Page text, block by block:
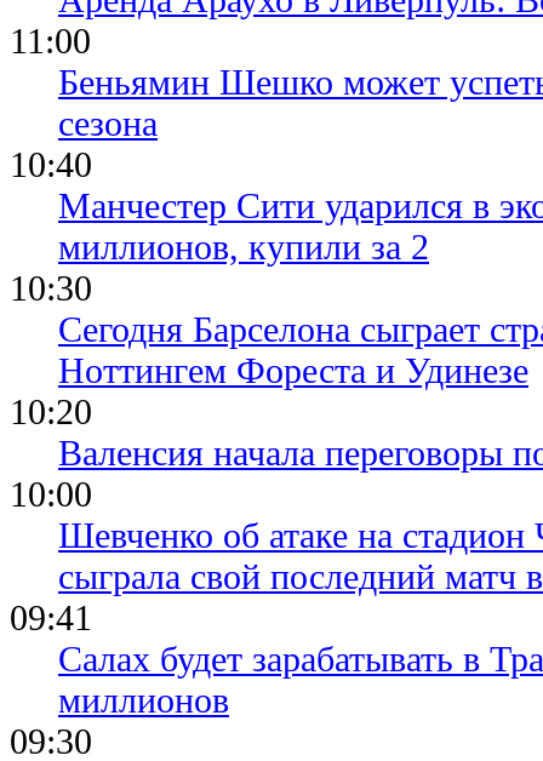
11:00
Беньямин Шешко может
сезона
10:40
Манчестер Сити ударился в
миллионов, купили за 2
10:30
Сегодня Барселона сыграет
Ноттингем Фореста и Удинезе
10:20
Валенсия начала переговоры
10:00
Шевченко об атаке на
сыграла свой последний матч
09:41
Салах будет зарабатывать в
миллионов
09:30